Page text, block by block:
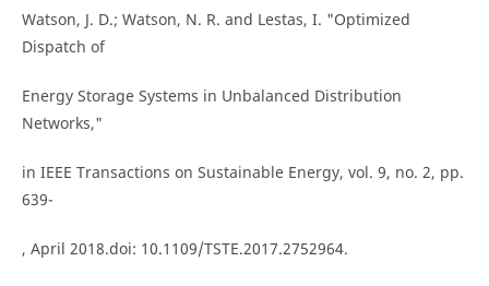
Watson, J. D.; Watson, N. R. and Lestas, I. "Optimized
Dispatch of
Energy Storage Systems in Unbalanced Distribution
Networks,"
in IEEE Transactions on Sustainable Energy, vol. 9, no. 2, pp.
639-
, April 2018.doi: 10.1109/TSTE.2017.2752964.